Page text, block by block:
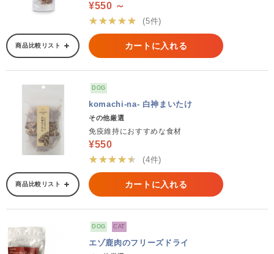
¥550 ～
★★★★★
(5件)
商品比較リスト カートに入れる
DOG
komachi-na- 白神まいたけ
その他厳選
免疫維持におすすめな食材
¥550
★★★★★
(4件)
商品比較リスト カートに入れる
DOG CAT
エゾ鹿肉のフリーズドライ